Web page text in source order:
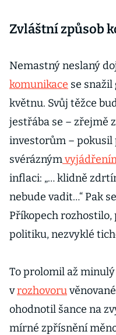
Zvláštní způsob
Nemastný neslaný
komunikace se
květnu. Svůj těžce
jestřába se – zřejmě
investorům –
svérázným
inflaci: „… klidně
nebude vadit…“ Pak
Příkopech rozhostilo,
politiku, nezvyklé
To prolomil až
vrozhovoru
ohodnotil šance na
mírné zpřísnění